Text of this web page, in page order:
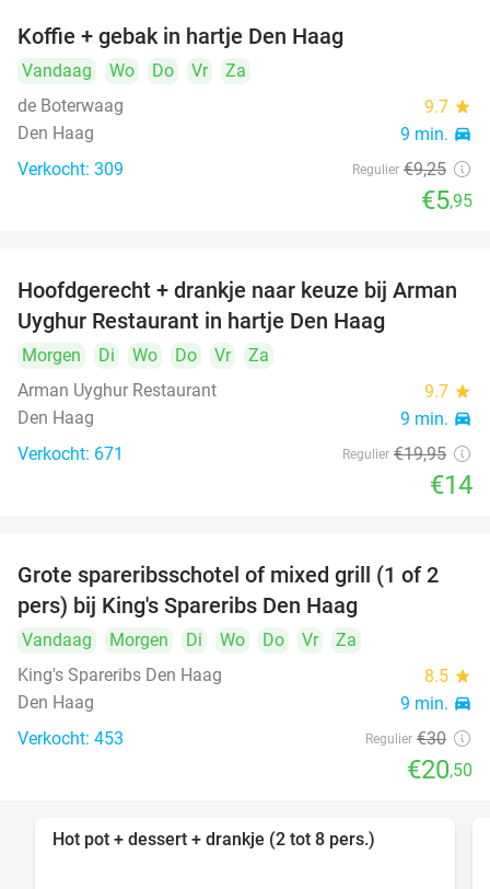
Koffie + gebak in hartje Den Haag
Vandaag Wo Do Vr
Za
de Boterwaag
9.7 star
Den Haag 9 min. directions_car
Verkocht: 309 Regulier €9,25
€5,95
30%
Hoofdgerecht + drankje naar keuze bij Arman
Uyghur Restaurant in hartje Den Haag
Morgen Di Wo Do Vr
Za
Arman Uyghur Restaurant
9.7 star
Den Haag 9 min. directions_car
Verkocht: 671 Regulier €19,95
€14
32%
Grote spareribsschotel of mixed grill (1 of 2
pers) bij King's Spareribs Den Haag
Vandaag Morgen Di Wo Do Vr
Za
King's Spareribs Den Haag
8.5 star
Den Haag 9 min. directions_car
Verkocht: 453 Regulier €30
€20,50
Hot pot + dessert + drankje (2 tot 8 pers.)